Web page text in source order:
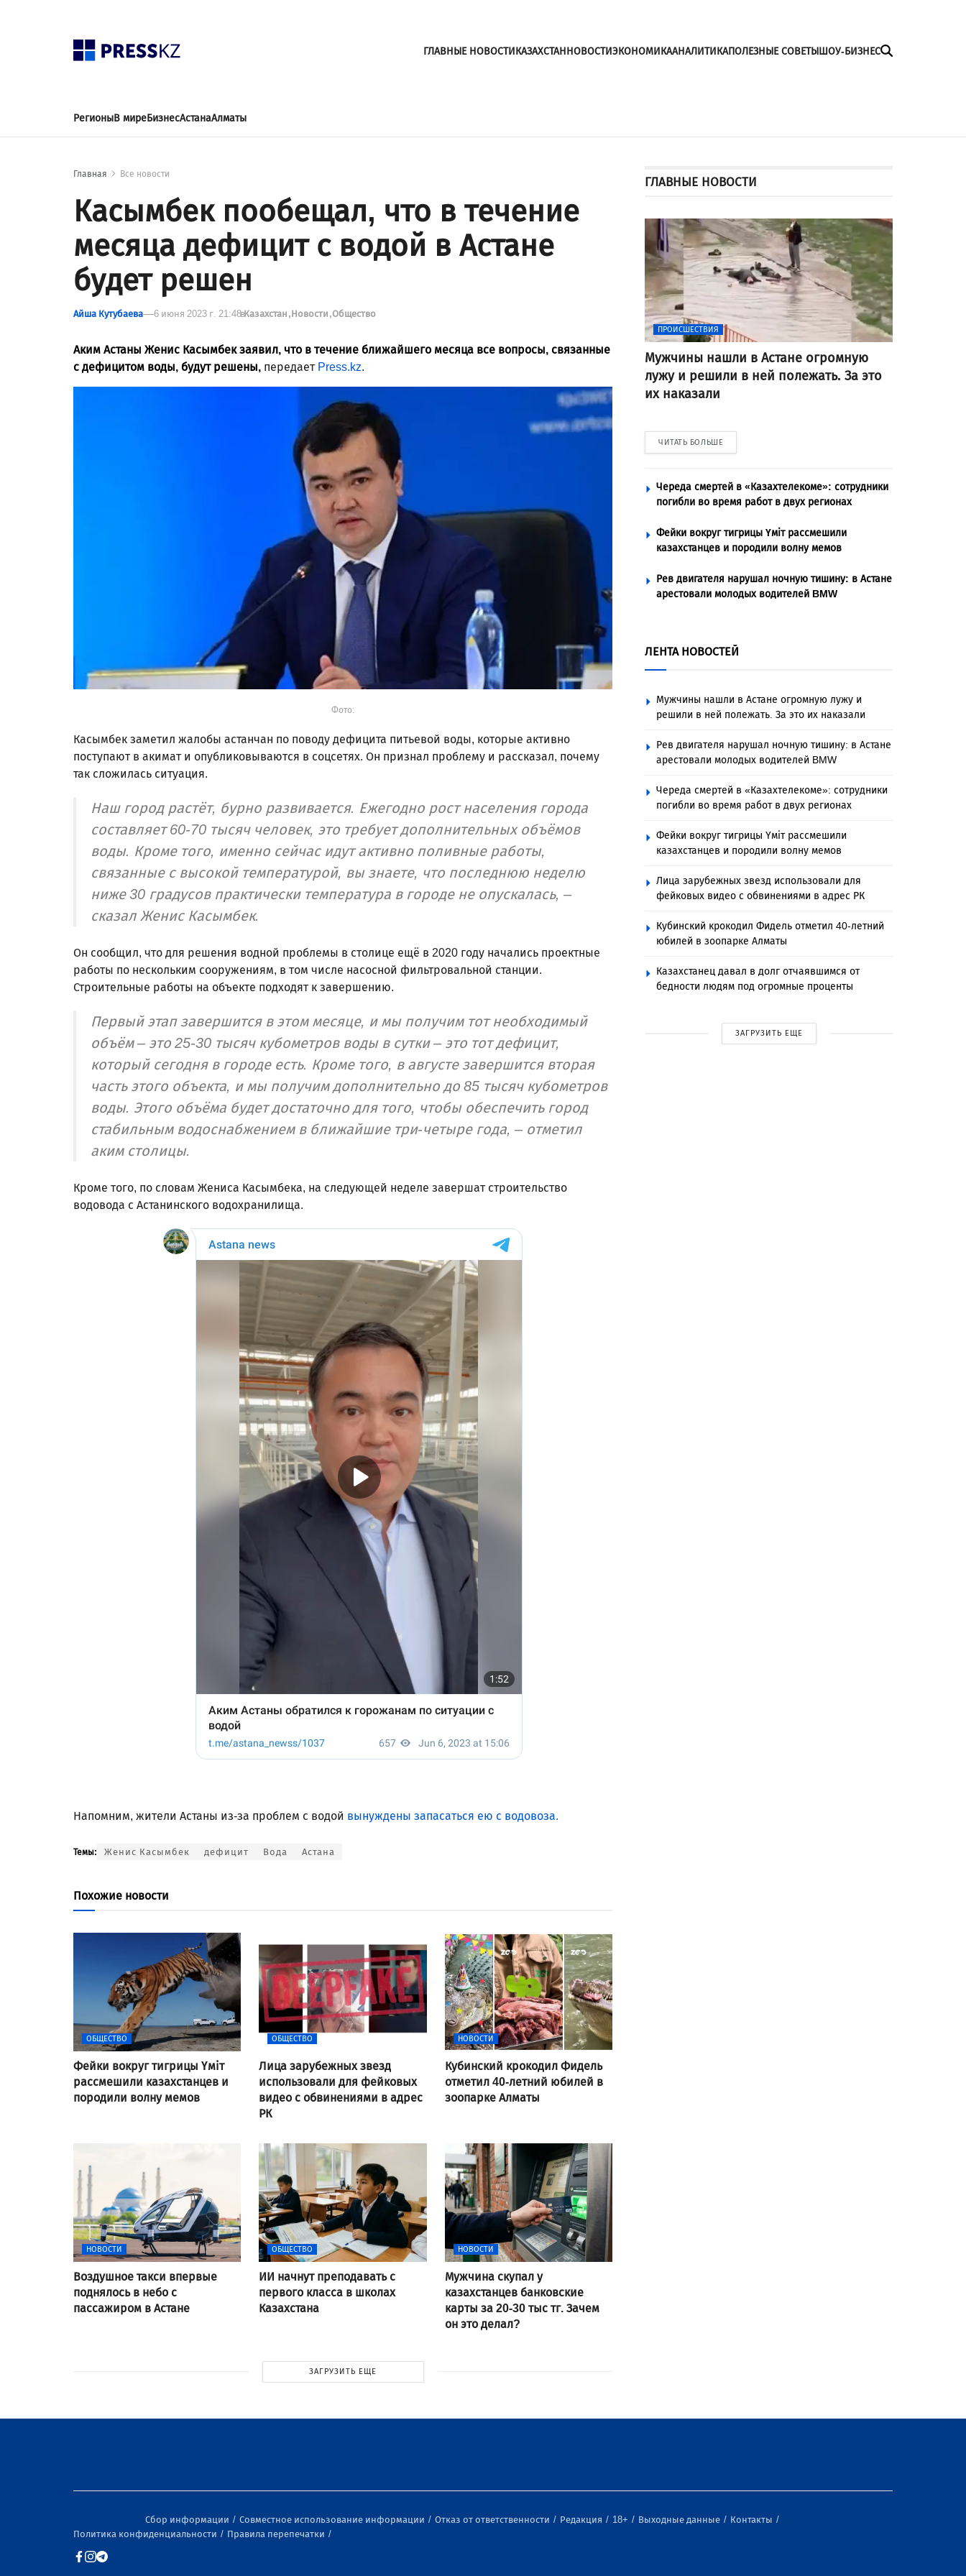
ГЛАВНЫЕ НОВОСТИКАЗАХСТАННОВОСТИЭКОНОМИКААНАЛИТИКАПОЛЕЗНЫЕ СОВЕТЫШОУ-БИЗНЕС
РегионыВ миреБизнесАстанаАлматы
Главная Все новости
Касымбек пообещал, что в течение
месяца дефицит с водой в Астане
будет решен
Айша Кутубаева 6 июня 2023 г. 21:48вКазахстан НовостиОбщество
Аким Астаны Женис Касымбек заявил, что в течение ближайшего месяца все вопросы, связанные
с дефицитом воды, будут решены, передает Press.kz.
Фото:
Касымбек заметил жалобы астанчан по поводу дефицита питьевой воды, которые активно
поступают в акимат и опубликовываются в соцсетях. Он признал проблему и рассказал, почему
так сложилась ситуация.
Наш город растёт, бурно развивается. Ежегодно рост населения города
составляет 60-70 тысяч человек, это требует дополнительных объёмов
воды. Кроме того, именно сейчас идут активно поливные работы,
связанные с высокой температурой, вы знаете, что последнюю неделю
ниже 30 градусов практически температура в городе не опускалась, –
сказал Женис Касымбек.
Он сообщил, что для решения водной проблемы в столице ещё в 2020 году начались проектные
работы по нескольким сооружениям, в том числе насосной фильтровальной станции.
Строительные работы на объекте подходят к завершению.
Первый этап завершится в этом месяце, и мы получим тот необходимый
объём – это 25-30 тысяч кубометров воды в сутки – это тот дефицит,
который сегодня в городе есть. Кроме того, в августе завершится вторая
часть этого объекта, и мы получим дополнительно до 85 тысяч кубометров
воды. Этого объёма будет достаточно для того, чтобы обеспечить город
стабильным водоснабжением в ближайшие три-четыре года, – отметил
аким столицы.
Кроме того, по словам Жениса Касымбека, на следующей неделе завершат строительство
водовода с Астанинского водохранилища.
Напомним, жители Астаны из-за проблем с водой вынуждены запасаться ею с водовоза.
Темы: Женис Касымбек дефицит Вода Астана
Похожие новости
ОБЩЕСТВО
Фейки вокруг тигрицы Үміт
рассмешили казахстанцев и
породили волну мемов
ОБЩЕСТВО
Лица зарубежных звезд
использовали для фейковых
видео с обвинениями в адрес
РК
НОВОСТИ
Кубинский крокодил Фидель
отметил 40-летний юбилей в
зоопарке Алматы
НОВОСТИ
Воздушное такси впервые
поднялось в небо с
пассажиром в Астане
ОБЩЕСТВО
ИИ начнут преподавать с
первого класса в школах
Казахстана
НОВОСТИ
Мужчина скупал у
казахстанцев банковские
карты за 20-30 тыс тг. Зачем
он это делал?
ЗАГРУЗИТЬ ЕЩЕ
ГЛАВНЫЕ НОВОСТИ
ПРОИСШЕСТВИЯ
Мужчины нашли в Астане огромную
лужу и решили в ней полежать. За это
их наказали
ЧИТАТЬ БОЛЬШЕ
Череда смертей в «Казахтелекоме»: сотрудники
погибли во время работ в двух регионах
Фейки вокруг тигрицы Үміт рассмешили
казахстанцев и породили волну мемов
Рев двигателя нарушал ночную тишину: в Астане
арестовали молодых водителей BMW
ЛЕНТА НОВОСТЕЙ
Мужчины нашли в Астане огромную лужу и
решили в ней полежать. За это их наказали
Рев двигателя нарушал ночную тишину: в Астане
арестовали молодых водителей BMW
Череда смертей в «Казахтелекоме»: сотрудники
погибли во время работ в двух регионах
Фейки вокруг тигрицы Үміт рассмешили
казахстанцев и породили волну мемов
Лица зарубежных звезд использовали для
фейковых видео с обвинениями в адрес РК
Кубинский крокодил Фидель отметил 40-летний
юбилей в зоопарке Алматы
Казахстанец давал в долг отчаявшимся от
бедности людям под огромные проценты
ЗАГРУЗИТЬ ЕЩЕ
Сбор информации Совместное использование информации Отказ от ответственности Редакция 18+ Выходные данные
Контакты
Политика конфиденциальности
Правила перепечатки